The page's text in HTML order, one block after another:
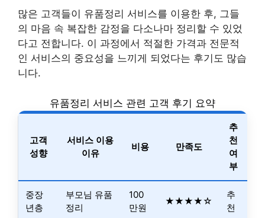
많은 고객들이 유품정리 서비스를 이용한 후, 그들
의 마음 속 복잡한 감정을 다소나마 정리할 수 있었
다고 전합니다. 이 과정에서 적절한 가격과 전문적
인 서비스의 중요성을 느끼게 되었다는 후기도 많습
니다.
유품정리 서비스 관련 고객 후기 요약
고객
성향
서비스 이용
이유
비용 만족도
추
천
여
부
중장
년층
부모님 유품
정리
100
만원
★★★★☆
추
천